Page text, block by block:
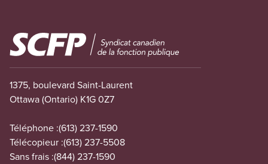
Image
1375, boulevard Saint-Laurent
Ottawa (Ontario) K1G 0Z7
Téléphone :(613) 237-1590
Télécopieur :(613) 237-5508
Sans frais :(844) 237-1590